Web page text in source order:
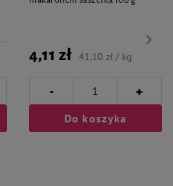
4,11 zł 41,10 zł / kg
- +
Do koszyka